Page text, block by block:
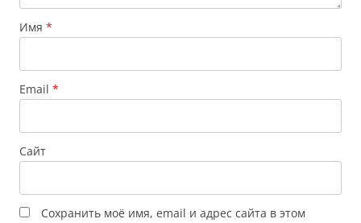
Имя *
Email *
Сайт
Сохранить моё имя, email и адрес сайта в этом